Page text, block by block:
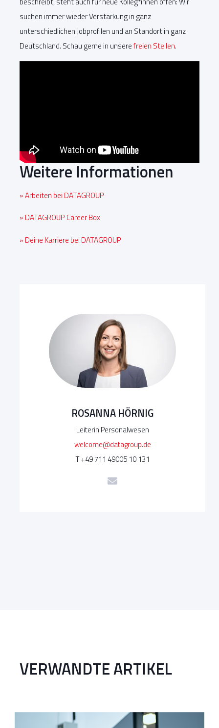
suchen immer wieder Verstärkung in ganz
unterschiedlichen Jobprofilen und an Standort in ganz
Deutschland. Schau gerne in unserefreien Stellen.
Weitere Informationen
» Arbeiten bei DATAGROUP
» DATAGROUP Career Box
» Deine Karriere bei DATAGROUP
ROSANNA HÖRNIG
Leiterin Personalwesen
welcome@datagroup.de
T +49 711 49005 10 131
VERWANDTE ARTIKEL